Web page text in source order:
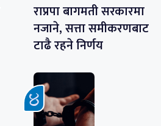
राप्रपा बागमती सरकारमा
नजाने, सत्ता समीकरणबाट
टाढै रहने निर्णय